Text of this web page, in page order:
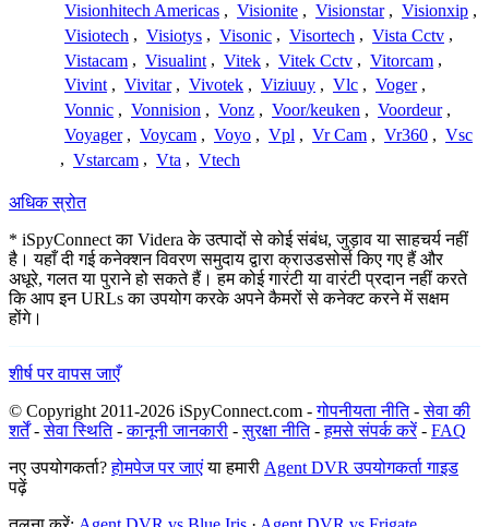
Visionhitech Americas , Visionite , Visionstar , Visionxip ,
Visiotech , Visiotys , Visonic , Visortech , Vista Cctv ,
Vistacam , Visualint , Vitek , Vitek Cctv , Vitorcam ,
Vivint , Vivitar , Vivotek , Viziuuy , Vlc , Voger ,
Vonnic , Vonnision , Vonz , Voor/keuken , Voordeur ,
Voyager , Voycam , Voyo , Vpl , Vr Cam , Vr360 , Vsc
, Vstarcam , Vta , Vtech
अधिक स्रोत
* iSpyConnect का Videra के उत्पादों से कोई संबंध, जुड़ाव या साहचर्य नहीं
है। यहाँ दी गई कनेक्शन विवरण समुदाय द्वारा क्राउडसोर्स किए गए हैं और
अधूरे, गलत या पुराने हो सकते हैं। हम कोई गारंटी या वारंटी प्रदान नहीं करते
कि आप इन URLs का उपयोग करके अपने कैमरों से कनेक्ट करने में सक्षम
होंगे।
शीर्ष पर वापस जाएँ
© Copyright 2011-2026 iSpyConnect.com -गोपनीयता नीति-सेवा की
शर्तें-सेवा स्थिति-कानूनी जानकारी -सुरक्षा नीति-हमसे संपर्क करें- FAQ
नए उपयोगकर्ता?होमपेज पर जाएंया हमारी Agent DVR उपयोगकर्ता गाइड
पढ़ें